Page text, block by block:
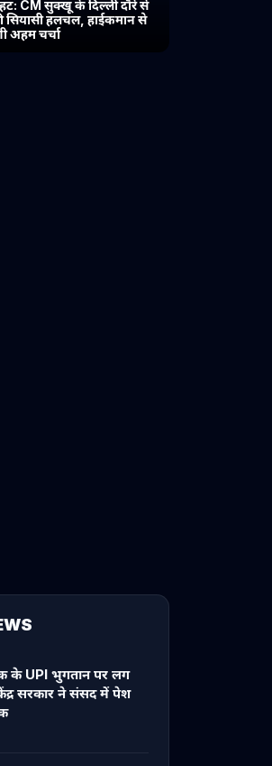
CM सुक्खू के दिल्ली दौरे से
सियासी हलचल, हाईकमान से
अहम चर्चा
के UPI भुगतान पर लग
सरकार ने संसद में पेश